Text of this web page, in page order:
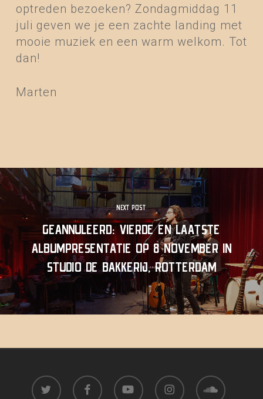
optreden bezoeken? Zondagmiddag 11
juli geven we je een zachte landing met
mooie muziek en een warm welkom. Tot
dan!
Marten
NEXT POST
GEANNULEERD: VIERDE EN LAATSTE
ALBUMPRESENTATIE OP 8 NOVEMBER IN
STUDIO DE BAKKERIJ, ROTTERDAM
twitter facebook youtube instagram soundcloud